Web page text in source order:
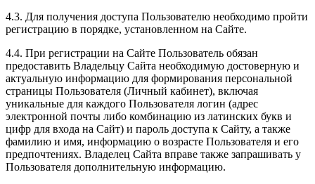
4.3. Для получения доступа Пользователю необходимо пройти
регистрацию в порядке, установленном на Сайте.
4.4. При регистрации на Сайте Пользователь обязан
предоставить Владельцу Сайта необходимую достоверную и
актуальную информацию для формирования персональной
страницы Пользователя (Личный кабинет), включая
уникальные для каждого Пользователя логин (адрес
электронной почты либо комбинацию из латинских букв и
цифр для входа на Сайт) и пароль доступа к Сайту, а также
фамилию и имя, информацию о возрасте Пользователя и его
предпочтениях. Владелец Сайта вправе также запрашивать у
Пользователя дополнительную информацию.